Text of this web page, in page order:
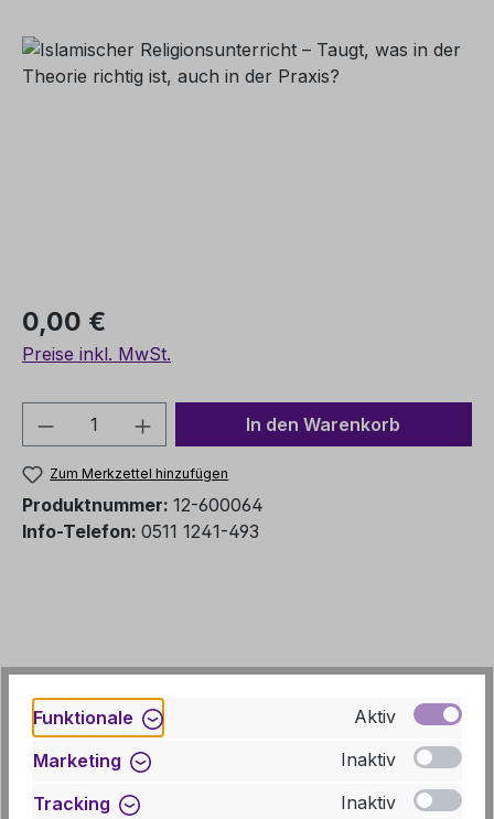
Bildergalerie überspringen
Regulärer Preis:
0,00 €
Preise inkl. MwSt.
Produkt Anzahl: Gib denIn den Warenkorb
Zum Merkzettel hinzufügen
Produktnummer: 12-600064
Info-Telefon: 0511 1241-493
Funktionale
Aktiv
Marketing
Inaktiv
Tracking
Inaktiv